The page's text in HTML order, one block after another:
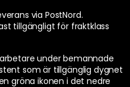
via PostNord.
tillgängligt för fraktklass
under bemannade
som är tillgänglig dygnet
gröna ikonen i det nedre